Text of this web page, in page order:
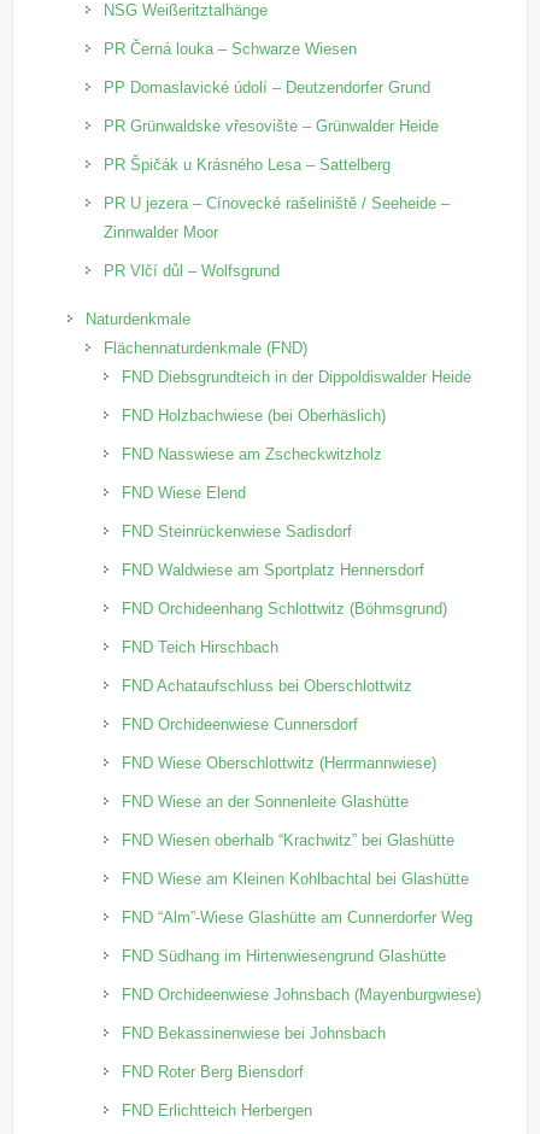
NSG Weißeritztalhänge
PR Černá louka – Schwarze Wiesen
PP Domaslavické údolí – Deutzendorfer Grund
PR Grünwaldske vřesovište – Grünwalder Heide
PR Špičák u Krásného Lesa – Sattelberg
PR U jezera – Cínovecké rašeliniště / Seeheide –
Zinnwalder Moor
PR Vlčí důl – Wolfsgrund
Naturdenkmale
Flächennaturdenkmale (FND)
FND Diebsgrundteich in der Dippoldiswalder Heide
FND Holzbachwiese (bei Oberhäslich)
FND Nasswiese am Zscheckwitzholz
FND Wiese Elend
FND Steinrückenwiese Sadisdorf
FND Waldwiese am Sportplatz Hennersdorf
FND Orchideenhang Schlottwitz (Böhmsgrund)
FND Teich Hirschbach
FND Achataufschluss bei Oberschlottwitz
FND Orchideenwiese Cunnersdorf
FND Wiese Oberschlottwitz (Herrmannwiese)
FND Wiese an der Sonnenleite Glashütte
FND Wiesen oberhalb “Krachwitz” bei Glashütte
FND Wiese am Kleinen Kohlbachtal bei Glashütte
FND “Alm”-Wiese Glashütte am Cunnerdorfer Weg
FND Südhang im Hirtenwiesengrund Glashütte
FND Orchideenwiese Johnsbach (Mayenburgwiese)
FND Bekassinenwiese bei Johnsbach
FND Roter Berg Biensdorf
FND Erlichtteich Herbergen